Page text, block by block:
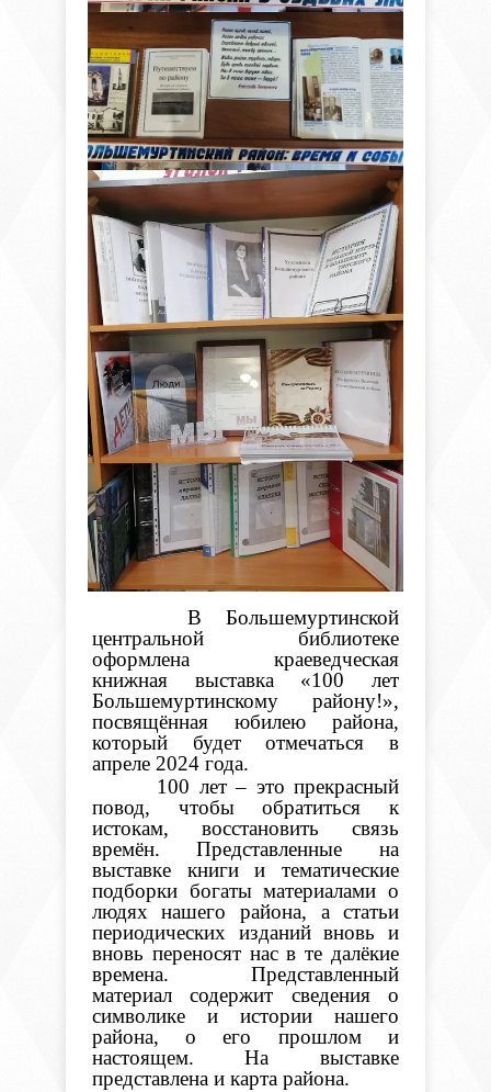
В Большемуртинской
центральной библиотеке
оформлена краеведческая
книжная выставка «100 лет
Большемуртинскому району!»,
посвящённая юбилею района,
который будет отмечаться в
апреле 2024 года.
100 лет – это прекрасный
повод, чтобы обратиться к
истокам, восстановить связь
времён. Представленные на
выставке книги и тематические
подборки богаты материалами о
людях нашего района, а статьи
периодических изданий вновь и
вновь переносят нас в те далёкие
времена. Представленный
материал содержит сведения о
символике и истории нашего
района, о его прошлом и
настоящем. На выставке
представлена и карта района.